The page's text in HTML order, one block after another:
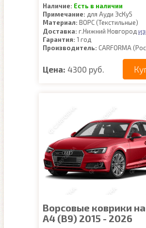
Наличие: Есть в наличии
Примечание: для Ауди ЭсКу5
Материал: ВОРС (Текстильные)
Доставка: г.Нижний Новгород
Гарантия: 1 год
Производитель: CARFORMA
Цена: 4300 руб.
Ворсовые коврики
A4 (B9) 2015 - 2026